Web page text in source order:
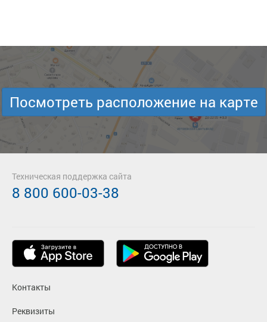
Посмотреть расположение на карте
Контакты
Реквизиты
Техническая поддержка сайта
8 800 600-03-38